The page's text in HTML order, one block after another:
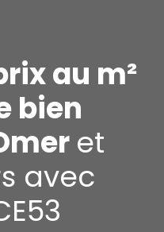
au m²
bien
et
avec